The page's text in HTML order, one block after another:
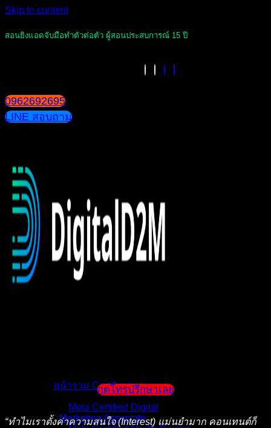
Skip to content
สอนยิงแอดจับมือทำตัวต่อตัว ผู้สอนประสบการณ์ 15 ปี
0962692695
LINE สอบถาม
หน้ารวม Certificate
Meta Certified Digital
Marketing Associate
กดโทรปรึกษาเลย
“ทำไมเราตั้งค่าความสนใจ (Interest) แม่นยำมาก คอนเทนต์ก็